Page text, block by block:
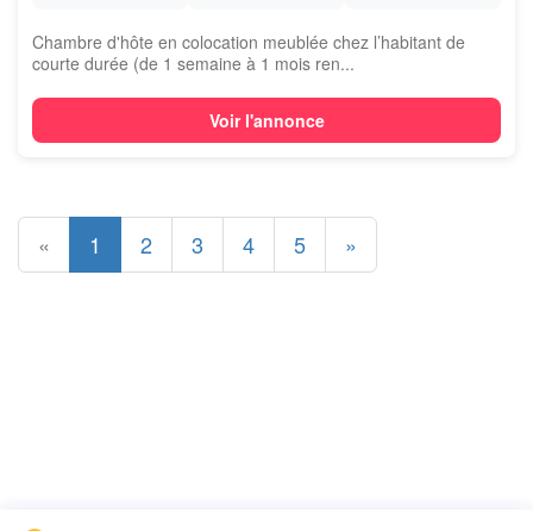
Chambre d'hôte en colocation meublée chez l’habitant de
courte durée (de 1 semaine à 1 mois ren...
Voir l'annonce
« 1 2 3 4 5 »